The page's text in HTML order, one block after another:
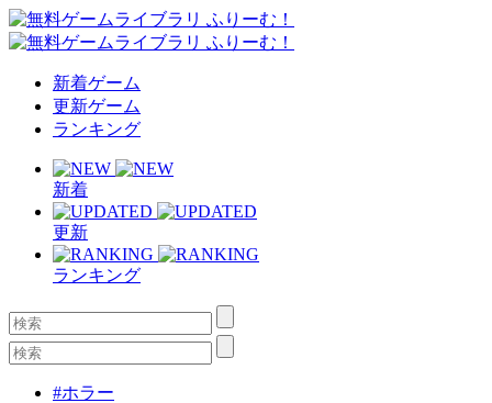
新着ゲーム
更新ゲーム
ランキング
新着
更新
ランキング
#ホラー